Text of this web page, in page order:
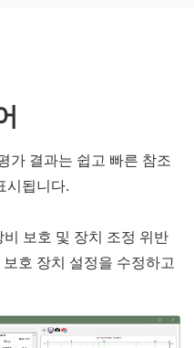
가 결과는 쉽고 빠른 참조
시됩니다.
보호 및 장치 조정 위반
호 장치 설정을 수정하고